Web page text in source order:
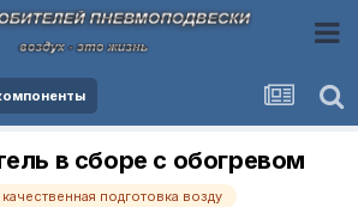
в сборе с обогревом
качественная подготовка возду